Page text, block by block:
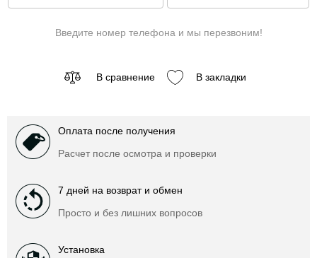
Введите номер телефона и мы перезвоним!
В сравнение В закладки
Оплата после получения
Расчет после осмотра и проверки
7 дней на возврат и обмен
Просто и без лишних вопросов
Установка